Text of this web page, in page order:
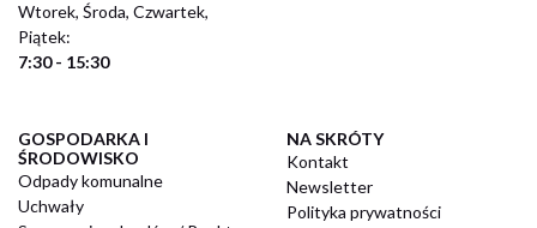
Wtorek, Środa, Czwartek,
Piątek:
7:30 - 15:30
GOSPODARKA I
ŚRODOWISKO
Odpady komunalne
Uchwały
NA SKRÓTY
Kontakt
Newsletter
Polityka prywatności